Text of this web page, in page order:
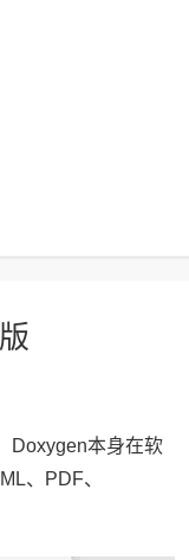
Doxygen本身在软
、PDF、